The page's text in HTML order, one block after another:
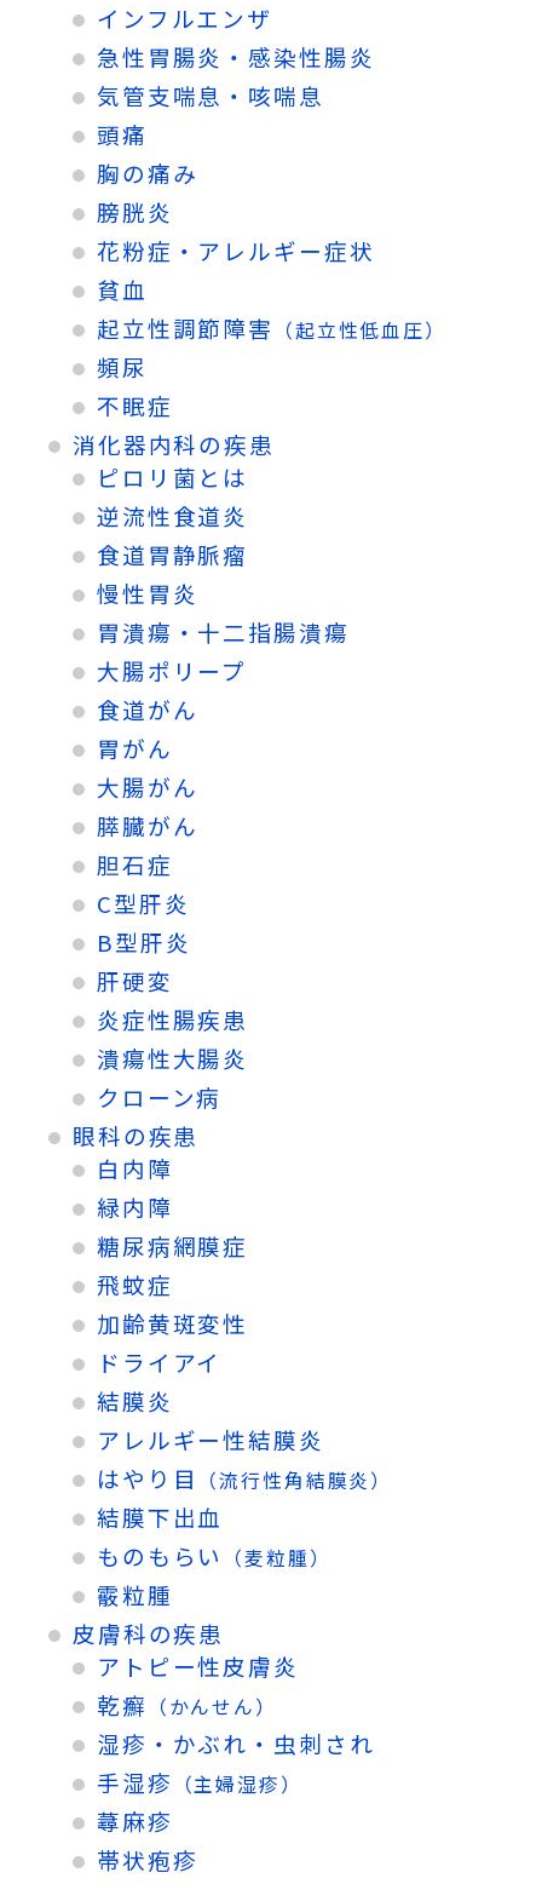
インフルエンザ
急性胃腸炎・感染性腸炎
気管支喘息・咳喘息
頭痛
胸の痛み
膀胱炎
花粉症・アレルギー症状
貧血
起立性調節障害
（起立性低血圧）
頻尿
不眠症
消化器内科の疾患
ピロリ菌とは
逆流性食道炎
食道胃静脈瘤
慢性胃炎
胃潰瘍・十二指腸潰瘍
大腸ポリープ
食道がん
胃がん
大腸がん
膵臓がん
胆石症
C型肝炎
B型肝炎
肝硬変
炎症性腸疾患
潰瘍性大腸炎
クローン病
眼科の疾患
白内障
緑内障
糖尿病網膜症
飛蚊症
加齢黄斑変性
ドライアイ
結膜炎
アレルギー性結膜炎
はやり目
（流行性角結膜炎）
結膜下出血
ものもらい
（麦粒腫）
霰粒腫
皮膚科の疾患
アトピー性皮膚炎
乾癬
（かんせん）
湿疹・かぶれ・虫刺され
手湿疹
（主婦湿疹）
蕁麻疹
帯状疱疹